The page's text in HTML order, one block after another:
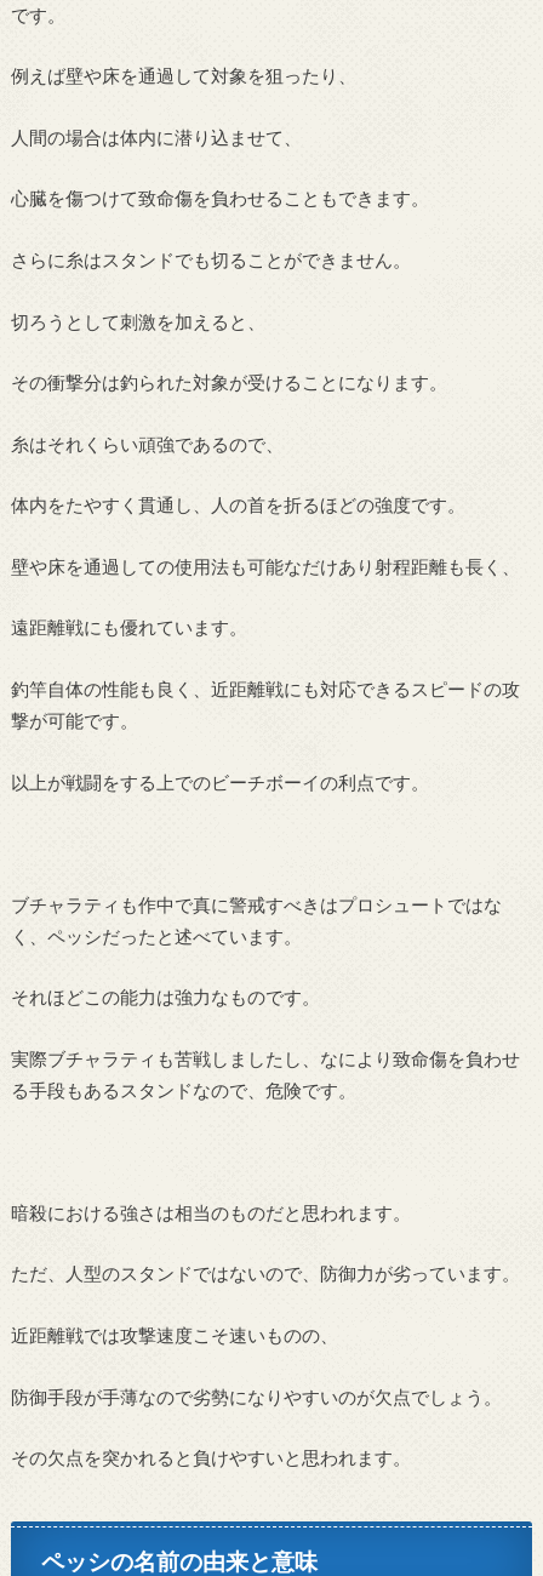
です。
例えば壁や床を通過して対象を狙ったり、
人間の場合は体内に潜り込ませて、
心臓を傷つけて致命傷を負わせることもできます。
さらに糸はスタンドでも切ることができません。
切ろうとして刺激を加えると、
その衝撃分は釣られた対象が受けることになります。
糸はそれくらい頑強であるので、
体内をたやすく貫通し、人の首を折るほどの強度です。
壁や床を通過しての使用法も可能なだけあり射程距離も長く、
遠距離戦にも優れています。
釣竿自体の性能も良く、近距離戦にも対応できるスピードの攻
撃が可能です。
以上が戦闘をする上でのビーチボーイの利点です。
ブチャラティも作中で真に警戒すべきはプロシュートではな
く、ペッシだったと述べています。
それほどこの能力は強力なものです。
実際ブチャラティも苦戦しましたし、なにより致命傷を負わせ
る手段もあるスタンドなので、危険です。
暗殺における強さは相当のものだと思われます。
ただ、人型のスタンドではないので、防御力が劣っています。
近距離戦では攻撃速度こそ速いものの、
防御手段が手薄なので劣勢になりやすいのが欠点でしょう。
その欠点を突かれると負けやすいと思われます。
ペッシの名前の由来と意味